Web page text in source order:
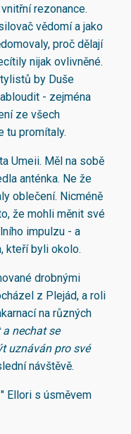
rezonance.
vědomí a jako
proč dělají
nijak ovlivněné.
by Duše
- zejména
ze všech
tu promítaly.
Umeii. Měl na sobě
anténka. Ne že
oblečení. Nicméně
že mohli měnit své
impulzu - a
kteří byli okolo.
drobnými
z Plejád, a roli
na různých
nechat se
uznáván pro své
návštěvě.
Ellori s úsměvem